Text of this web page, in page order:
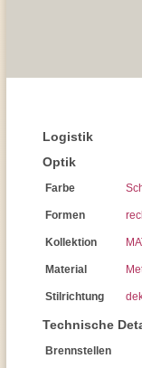
Logistik
Optik
Farbe
Formen
Kollektion
Material
Stilrichtung
Technische
Brennstellen